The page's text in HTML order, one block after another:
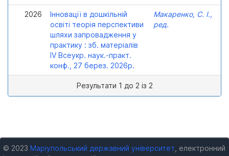
2026
Інновації в дошкільній
освіті теорія перспективи
шляхи запровадження у
практику : зб. матеріалів
ІV Всеукр. наук.-практ.
конф., 27 берез. 2026р.
Макаренко, С. І.,
ред.
Результати 1 до 2 із 2
© 2023 Маріупольський державний університет , електронний